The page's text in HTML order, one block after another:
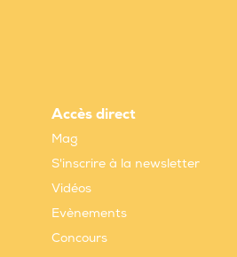
Accès direct
Mag
S'inscrire à la newsletter
Vidéos
Evènements
Concours